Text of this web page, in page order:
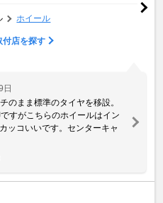
ホイール
付店を探す
日
のまま標準のタイヤを移設。
すがこちらのホイールはイン
ッコいいです。センターキャ